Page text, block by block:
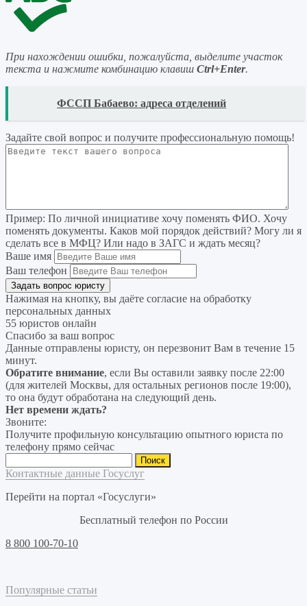
При нахождении ошибки, пожалуйста, выделите участок
текста и нажмите комбинацию клавиш Ctrl+Enter.
ФССП Бабаево: адреса отделений
Задайте свой вопрос и получите профессиональную помощь!
Пример: По личной инициативе хочу поменять ФИО. Хочу
поменять документы. Каков мой порядок действий? Могу ли я
сделать все в МФЦ? Или надо в ЗАГС и ждать месяц?
Ваше имя
Ваш телефон
Нажимая на кнопку, вы даёте согласие на обработку
персональных данных
55 юристов онлайн
Спасибо за ваш вопрос
Данные отправлены юристу, он перезвонит Вам в течение 15
минут.
Обратите внимание, если Вы оставили заявку после 22:00
(для жителей Москвы, для остальных регионов после 19:00),
то она будут обработана на следующий день.
Нет времени ждать?
Звоните:
Получите профильную консультацию опытного юриста по
телефону прямо сейчас
Контактные данные Госуслуг
Перейти на портал «Госуслуги»
Бесплатный телефон по России
8 800 100-70-10
Популярные статьи